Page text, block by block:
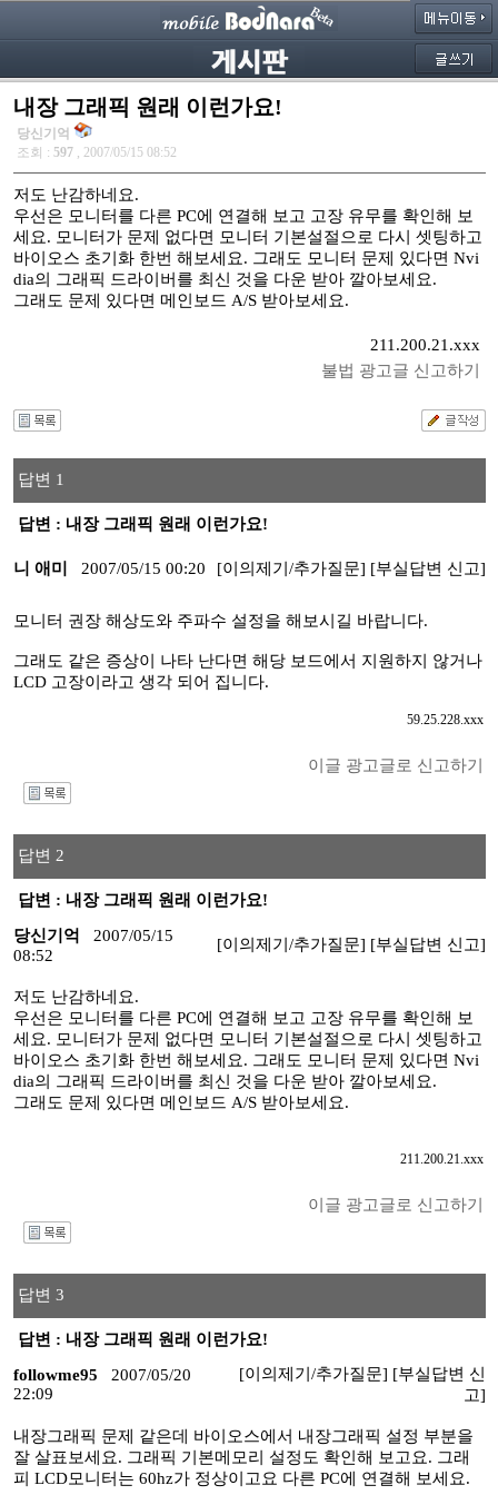
내장 그래픽 원래 이런가요!
당신기억
조회 : 597 , 2007/05/15 08:52
저도 난감하네요.
우선은 모니터를 다른 PC에 연결해 보고 고장 유무를 확인해 보
세요. 모니터가 문제 없다면 모니터 기본설절으로 다시 셋팅하고
바이오스 초기화 한번 해보세요. 그래도 모니터 문제 있다면 Nvi
dia의 그래픽 드라이버를 최신 것을 다운 받아 깔아보세요.
그래도 문제 있다면 메인보드 A/S 받아보세요.
211.200.21.xxx
불법 광고글 신고하기
답변 1
답변 : 내장 그래픽 원래 이런가요!
니 애미 2007/05/15 00:20 [이의제기/추가질문] [부실답변 신고]
모니터 권장 해상도와 주파수 설정을 해보시길 바랍니다.
그래도 같은 증상이 나타 난다면 해당 보드에서 지원하지 않거나
LCD 고장이라고 생각 되어 집니다.
59.25.228.xxx
이글 광고글로 신고하기
답변 2
답변 : 내장 그래픽 원래 이런가요!
당신기억
2007/05/15
08:52
[이의제기/추가질문] [부실답변 신고]
저도 난감하네요.
우선은 모니터를 다른 PC에 연결해 보고 고장 유무를 확인해 보
세요. 모니터가 문제 없다면 모니터 기본설절으로 다시 셋팅하고
바이오스 초기화 한번 해보세요. 그래도 모니터 문제 있다면 Nvi
dia의 그래픽 드라이버를 최신 것을 다운 받아 깔아보세요.
그래도 문제 있다면 메인보드 A/S 받아보세요.
211.200.21.xxx
이글 광고글로 신고하기
답변 3
답변 : 내장 그래픽 원래 이런가요!
followme95
2007/05/20
22:09
[이의제기/추가질문] [부실답변 신
고]
내장그래픽 문제 같은데 바이오스에서 내장그래픽 설정 부분을
잘 살표보세요. 그래픽 기본메모리 설정도 확인해 보고요. 그래
피 LCD모니터는 60hz가 정상이고요 다른 PC에 연결해 보세요.